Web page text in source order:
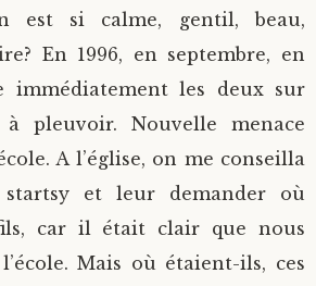
est si calme, gentil, beau,
En 1996, en septembre, en
immédiatement les deux sur
pleuvoir. Nouvelle menace
A l’église, on me conseilla
et leur demander où
car il était clair que nous
Mais où étaient-ils, ces